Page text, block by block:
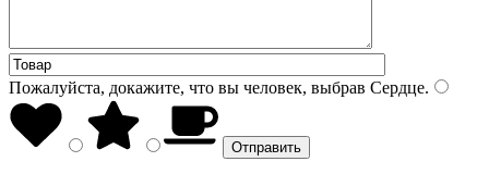
Пожалуйста, докажите, что вы человек, выбрав Сердце.